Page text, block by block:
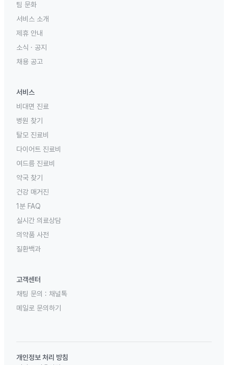
팀 문화
서비스 소개
제휴 안내
소식 · 공지
채용 공고
서비스
비대면 진료
병원 찾기
탈모 진료비
다이어트 진료비
여드름 진료비
약국 찾기
건강 매거진
1분 FAQ
실시간 의료상담
의약품 사전
질환백과
고객센터
채팅 문의 : 채널톡
메일로 문의하기
개인정보 처리 방침